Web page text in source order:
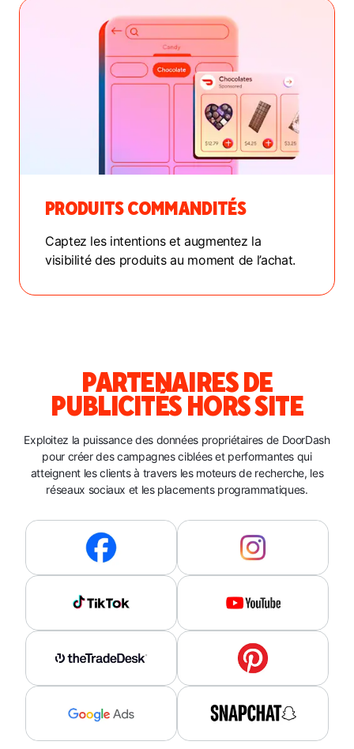
PRODUITS COMMANDITÉS
Captez les intentions et augmentez la
visibilité des produits au moment de l’achat.
PARTENAIRES DE
PUBLICITÉS HORS SITE
Exploitez la puissance des données propriétaires de DoorDash
pour créer des campagnes ciblées et performantes qui
atteignent les clients à travers les moteurs de recherche, les
réseaux sociaux et les placements programmatiques.